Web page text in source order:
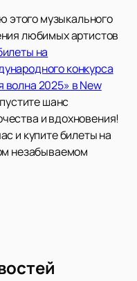
этого музыкального
любимых артистов
на
конкурса
2025» в New
шанс
и вдохновения!
и купите билеты на
незабываемом